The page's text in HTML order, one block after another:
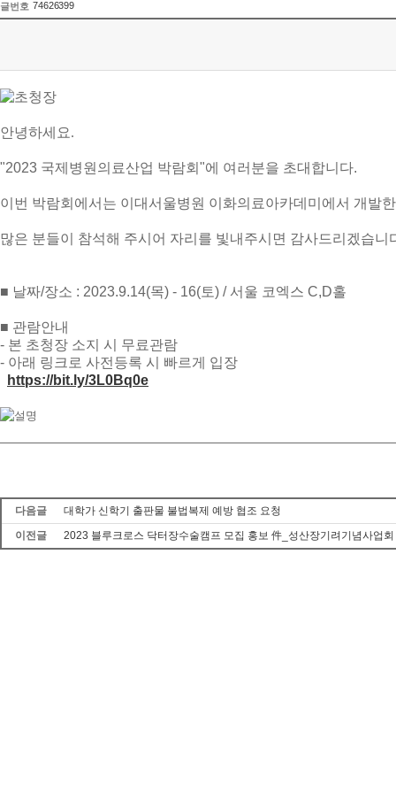
글번호 74626399
안녕하세요.
"2023 국제병원의료산업 박람회 "에 여러분을 초대합니다.
이번 박람회에서는 이대서울병원 이화의료아카데미에서 개발
많은 분들이 참석해 주시어 자리를 빛내주시면 감사드리겠습니
■ 날짜/장소 : 2023.9.14(목) - 16(토) / 서울 코엑스 C,D홀
■ 관람안내
- 본 초청장 소지 시 무료관람
- 아래 링크로 사전등록 시 빠르게 입장
https://bit.ly/3L0Bq0e
다음글
대학가 신학기 출판물 불법복제 예방 협조 요청
이전글
2023 블루크로스 닥터장수술캠프 모집 홍보 件_성산장기려기념사업